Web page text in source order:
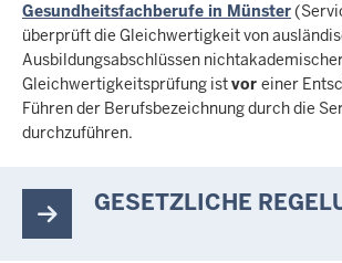
Gesundheitsfachberufe in Münster
überprüft die Gleichwertigkeit von
Ausbildungsabschlüssen
Gleichwertigkeitsprüfung istvor einer
Führen der Berufsbezeichnung durch die
durchzuführen.
GESETZLICHE